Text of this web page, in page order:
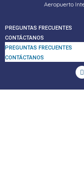
Aeropuerto
PREGUNTAS FRECUENTES
CONTÁCTANOS
PREGUNTAS FRECUENTES
CONTÁCTANOS